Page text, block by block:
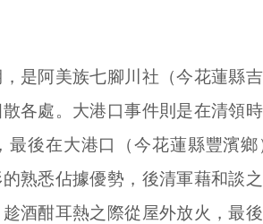
阿美族七腳川社（今花蓮縣吉
各處。大港口事件則是在清領
最後在大港口（今花蓮縣豐濱
熟悉佔據優勢，後清軍藉和談
酒酣耳熱之際從屋外放火，最